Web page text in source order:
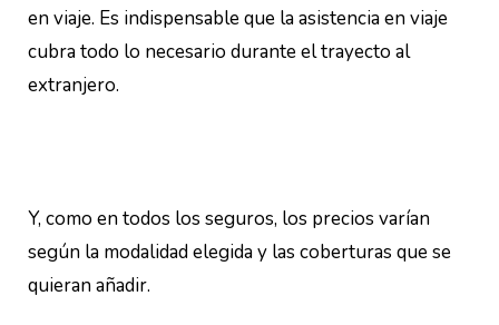
en viaje. Es indispensable que la asistencia en viaje
cubra todo lo necesario durante el trayecto al
extranjero.
Y, como en todos los seguros, los precios varían
según la modalidad elegida y las coberturas que se
quieran añadir.